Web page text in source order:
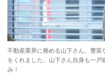
不動産業界に務める山下さん。豊
をくれました。山下さん自身も一
み！